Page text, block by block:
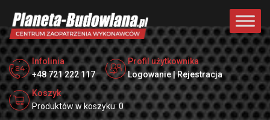
Infolinia
+48 721 222 117
Profil użytkownika
Logowanie | Rejestracja
Koszyk
Produktów w koszyku: 0